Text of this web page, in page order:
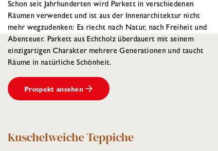
Schon seit Jahrhunderten wird Parkett in verschiedenen
Räumen verwendet und ist aus der Innenarchitektur nicht
mehr wegzudenken: Es riecht nach Natur, nach Freiheit und
Abenteuer. Parkett aus Echtholz überdauert mit seinem
einzigartigen Charakter mehrere Generationen und taucht
Räume in natürliche Schönheit.
Prospekt ansehen
Kuschelweiche Teppiche